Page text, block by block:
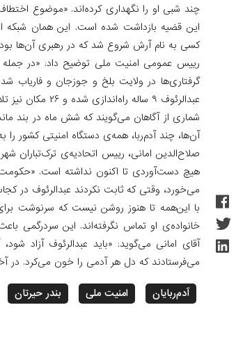
این قضیه بازداشت شده است. این همان شبکه
کسی به نام آرش شروع شد که در رهبری آن‌ها
عبدالرئوف ۹ ساله راه‌اندازی شده و ۲۶ مکان نیز تلاشی شده؛ اما تمام این فعالیت‌ها ناکام بوده است.
شماری از آگاهان می‌گویند که شش ماه در بند
آن‌ها، چند آدم‌ربا، همه‌ی دستگاه امنیتی کشور
صلاح‌الدین امانی، رییس اتحادیه‌ی ترک‌تباران
هیچ دست‌آوردی تا اکنون نداشته است.
می‌خورد، وقتی که ثابت نکردند عبدالرئوف در
با این‌همه تا هنوز روشن نیست که سرنوشت
خانواده‌ی او تماس نگرفته‌اند. این سردرگمی
آقای امانی می‌گوید: «باید عبدالرئوف آزاد
می‌فرستادند که دل هر آدمی را خون می‌کرد. در
آدم‌ربایان امنیت ملی بندر حیرتان